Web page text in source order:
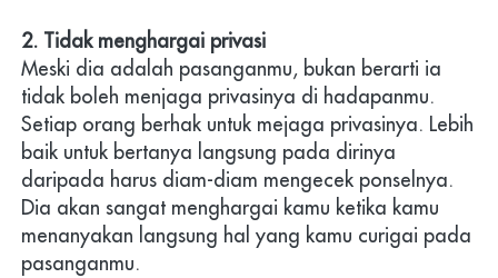
2. Tidak menghargai privasi
Meski dia adalah pasanganmu, bukan berarti ia
tidak boleh menjaga privasinya di hadapanmu.
Setiap orang berhak untuk mejaga privasinya. Lebih
baik untuk bertanya langsung pada dirinya
daripada harus diam-diam mengecek ponselnya.
Dia akan sangat menghargai kamu ketika kamu
menanyakan langsung hal yang kamu curigai pada
pasanganmu.